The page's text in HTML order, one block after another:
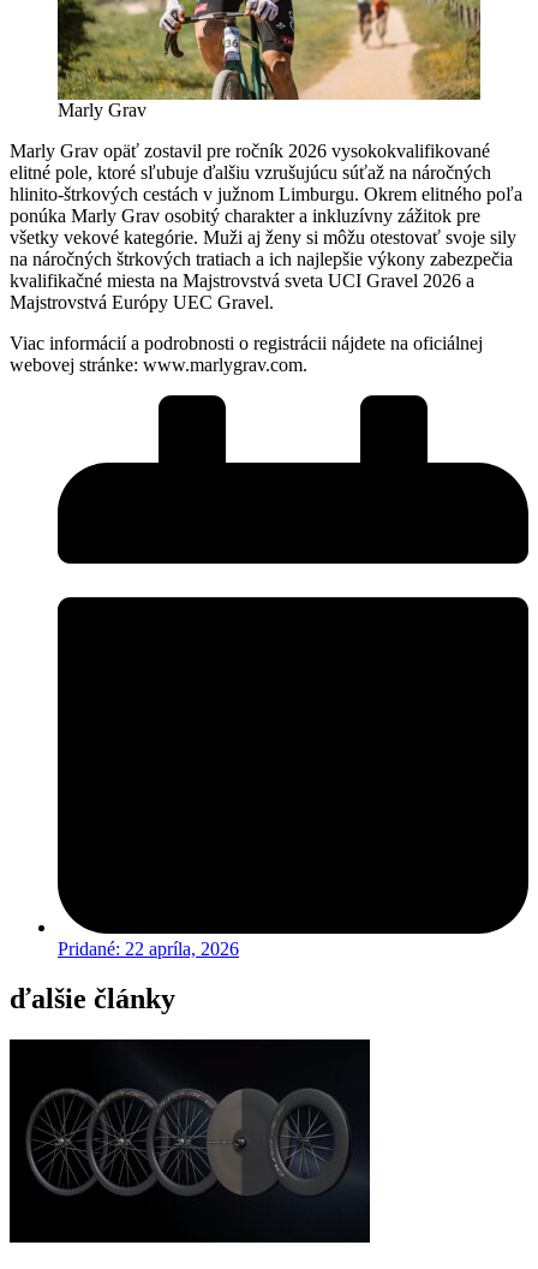
Marly Grav
Marly Grav opäť zostavil pre ročník 2026 vysokokvalifikované
elitné pole, ktoré sľubuje ďalšiu vzrušujúcu súťaž na náročných
hlinito-štrkových cestách v južnom Limburgu. Okrem elitného poľa
ponúka Marly Grav osobitý charakter a inkluzívny zážitok pre
všetky vekové kategórie. Muži aj ženy si môžu otestovať svoje sily
na náročných štrkových tratiach a ich najlepšie výkony zabezpečia
kvalifikačné miesta na Majstrovstvá sveta UCI Gravel 2026 a
Majstrovstvá Európy UEC Gravel.
Viac informácií a podrobnosti o registrácii nájdete na oficiálnej
webovej stránke: www.marlygrav.com.
Pridané: 22 apríla, 2026
ďalšie články